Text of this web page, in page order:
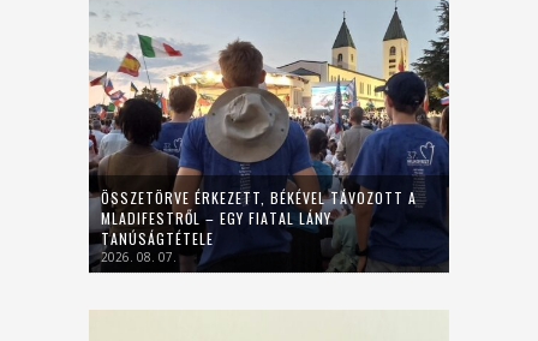
ÖSSZETÖRVE ÉRKEZETT, BÉKÉVEL TÁVOZOTT A
MLADIFESTRŐL – EGY FIATAL LÁNY
TANÚSÁGTÉTELE
2026. 08. 07.